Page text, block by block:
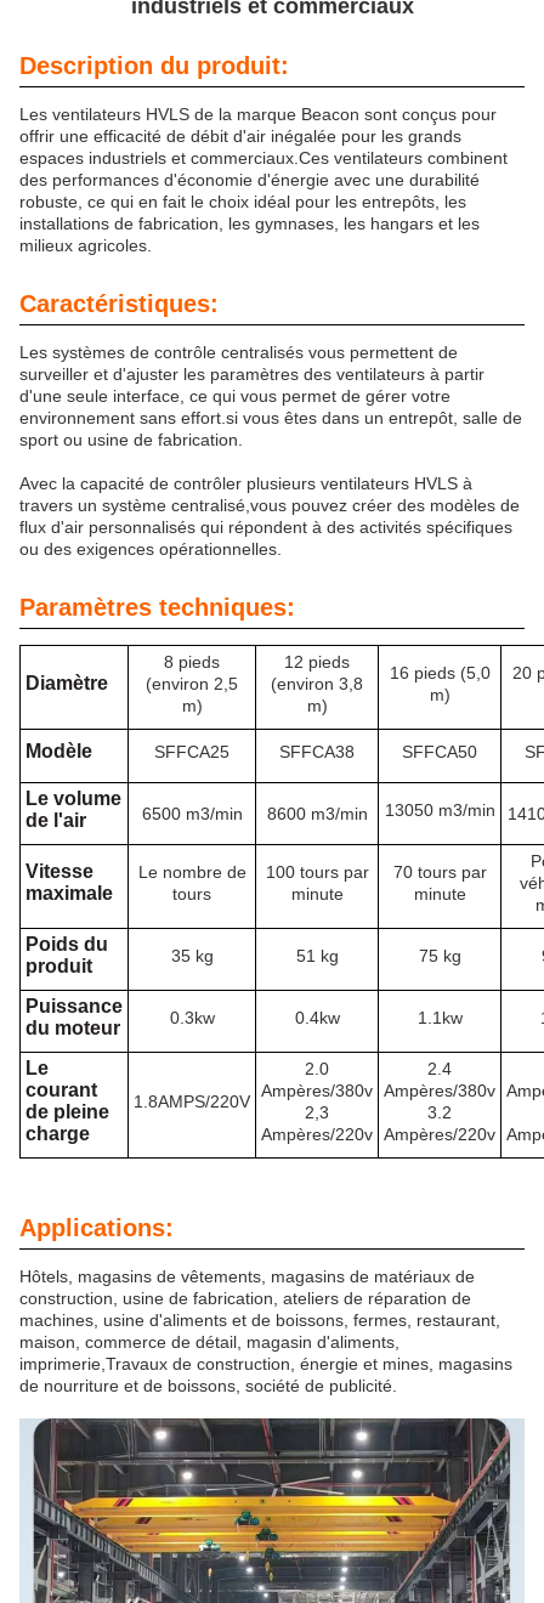
industriels et commerciaux
Description du produit:
Les ventilateurs HVLS de la marque Beacon sont conçus pour
offrir une efficacité de débit d'air inégalée pour les grands
espaces industriels et commerciaux.Ces ventilateurs combinent
des performances d'économie d'énergie avec une durabilité
robuste, ce qui en fait le choix idéal pour les entrepôts, les
installations de fabrication, les gymnases, les hangars et les
milieux agricoles.
Caractéristiques:
Les systèmes de contrôle centralisés vous permettent de
surveiller et d'ajuster les paramètres des ventilateurs à partir
d'une seule interface, ce qui vous permet de gérer votre
environnement sans effort.si vous êtes dans un entrepôt, salle de
sport ou usine de fabrication.
Avec la capacité de contrôler plusieurs ventilateurs HVLS à
travers un système centralisé,vous pouvez créer des modèles de
flux d'air personnalisés qui répondent à des activités spécifiques
ou des exigences opérationnelles.
Paramètres techniques:
Diamètre
8 pieds
(environ 2,5
m)
12 pieds
(environ 3,8
m)
16 pieds (5,0
m)
20
Modèle SFFCA25 SFFCA38 SFFCA50
Le volume
de l'air
6500 m3/min 8600 m3/min 13050 m3/min
Vitesse
maximale
Le nombre de
tours
100 tours par
minute
70 tours par
minute
Poids du
produit
35 kg 51 kg 75 kg
Puissance
du moteur
0.3kw 0.4kw 1.1kw
Le
courant
de pleine
charge
1.8AMPS/220V
2.0
Ampères/380v
2,3
Ampères/220v
2.4
Ampères/380v
3.2
Ampères/220v
Applications:
Hôtels, magasins de vêtements, magasins de matériaux de
construction, usine de fabrication, ateliers de réparation de
machines, usine d'aliments et de boissons, fermes, restaurant,
maison, commerce de détail, magasin d'aliments,
imprimerie,Travaux de construction, énergie et mines, magasins
de nourriture et de boissons, société de publicité.